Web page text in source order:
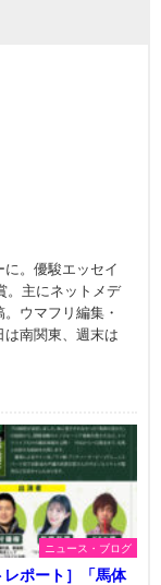
。優駿エッセイ
。主にネットメデ
ウマフリ編集・
は南関東、週末は
ニュース・ブログ
レポート］「馬体